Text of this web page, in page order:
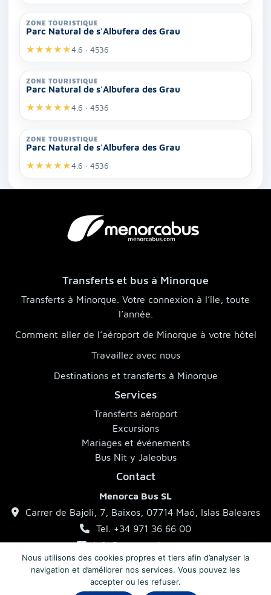
ZONE TOURISTIQUE
Parc Natural de s'Albufera des Grau
★★★★★4.6 · 4536
ZONE TOURISTIQUE
Parc Natural de s'Albufera des Grau
★★★★★4.6 · 4536
ZONE TOURISTIQUE
Parc Natural de s'Albufera des Grau
★★★★★4.6 · 4536
Transferts et bus à Minorque
Transferts à Minorque. Votre connexion à l’île, toute
l’année.
Comment aller de l’aéroport de Minorque à votre hôtel
Travaillez avec nous
Destinations et transferts à Minorque
Services
Transferts aéroport
Excursions
Mariages et événements
Bus Nit y Jaleobus
Contact
Menorca Bus SL
Carrer de Bajolí, 7, Baixos, 07714 Maó, Islas Baleares
Tel. +34 971 36 66 00
info@menorcabus.com
Nous utilisons des cookies propres et tiers afin d’analyser la
navigation et d’améliorer nos services. Vous pouvez les
accepter ou les refuser.